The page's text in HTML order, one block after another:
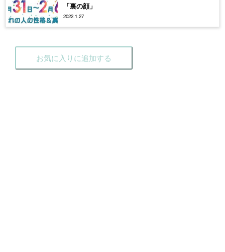
「裏の顔」
2022.1.27
お気に入りに追加する